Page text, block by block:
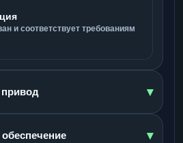
и соответствует требованиям
▾
▾